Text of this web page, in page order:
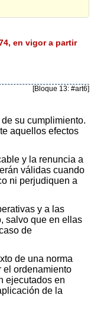
en vigor a partir
[Bloque 13: #art6]
su cumplimiento.
aquellos efectos
y la renuncia a
válidas cuando
ni perjudiquen a
y a las
salvo que en ellas
de
de una norma
el ordenamiento
ejecutados en
de la